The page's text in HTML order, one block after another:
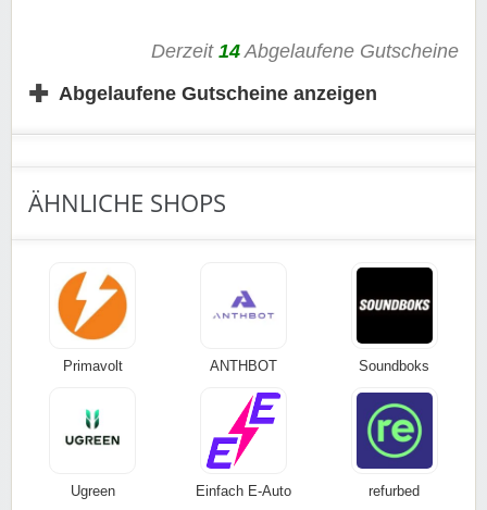
Derzeit 14 Abgelaufene Gutscheine
✚ Abgelaufene Gutscheine anzeigen
ÄHNLICHE SHOPS
Primavolt ANTHBOT Soundboks
Ugreen Einfach E-Auto refurbed